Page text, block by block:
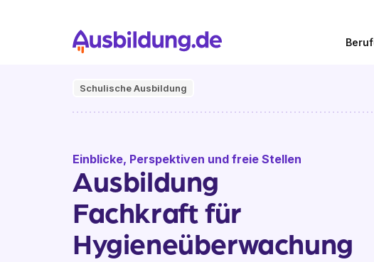
Schulische Ausbildung
Einblicke, Perspektiven und freie Stellen
Ausbildung
Fachkraft für
Hygieneüberwachung